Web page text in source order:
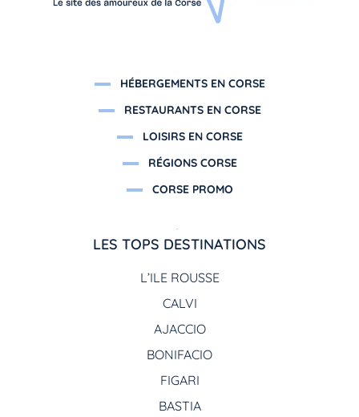
HÉBERGEMENTS EN CORSE
RESTAURANTS EN CORSE
LOISIRS EN CORSE
RÉGIONS CORSE
CORSE PROMO
LES TOPS DESTINATIONS
L’ILE ROUSSE
CALVI
AJACCIO
BONIFACIO
FIGARI
BASTIA